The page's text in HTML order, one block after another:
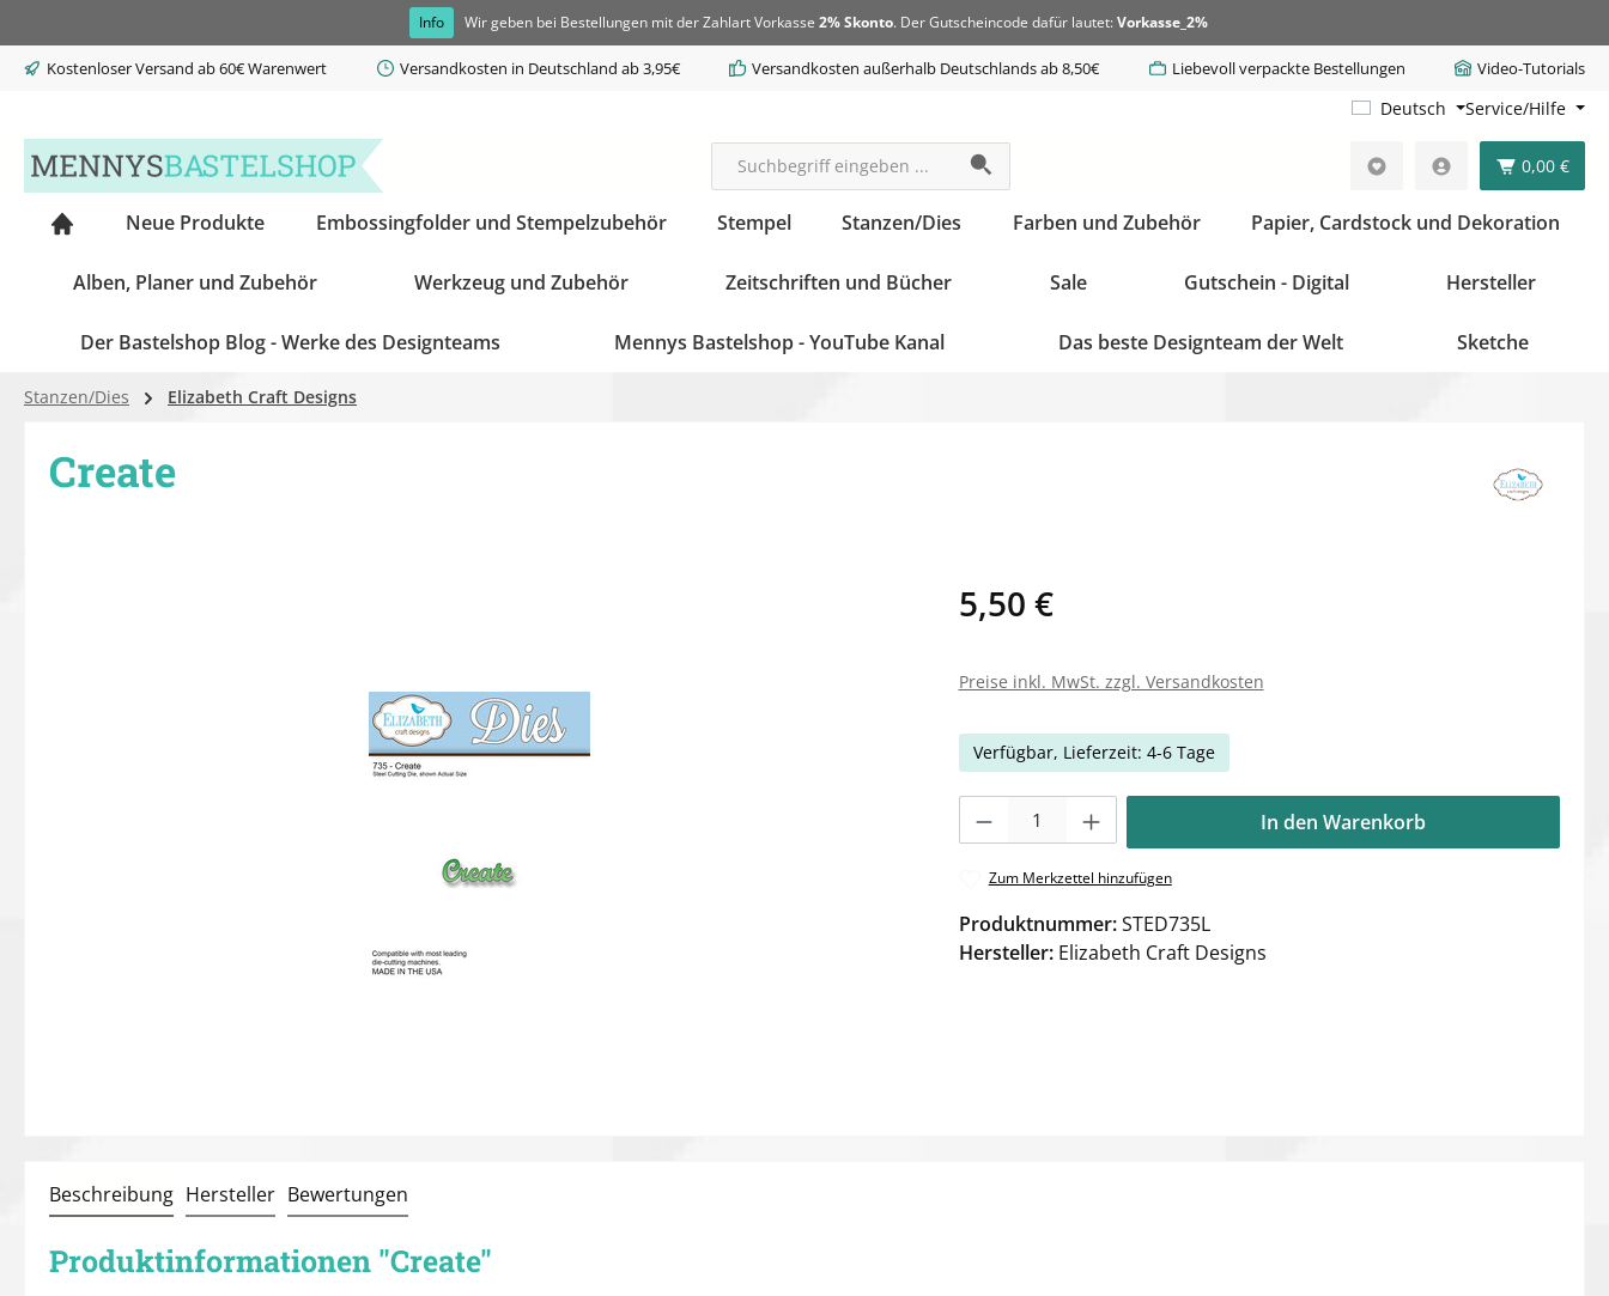
Info Wir geben bei Bestellungen mit der Zahlart Vorkasse 2% Skonto. Der Gutscheincode dafür lautet: Vorkasse_2%
Kostenloser Versand ab 60€ Warenwert Versandkosten in Deutschland ab 3,95€ Versandkosten außerhalb Deutschlands ab 8,50€ Liebevoll verpackte Bestellungen Video-Tutorials
Deutsch Service/Hilfe
0,00 €
Neue Produkte Embossingfolder und Stempelzubehör Stempel Stanzen/Dies Farben und Zubehör Papier, Cardstock und Dekoration
Alben, Planer und Zubehör Werkzeug und Zubehör Zeitschriften und Bücher Sale Gutschein - Digital Hersteller
Der Bastelshop Blog - Werke des Designteams Mennys Bastelshop - YouTube Kanal Das beste Designteam der Welt Sketche
Stanzen/Dies Elizabeth Craft Designs
Create
5,50 €
Preise inkl. MwSt. zzgl. Versandkosten
Verfügbar, Lieferzeit: 4-6 Tage
In den Warenkorb
Zum Merkzettel hinzufügen
Produktnummer:STED735L
Hersteller: Elizabeth Craft Designs
Beschreibung Hersteller Bewertungen
Produktinformationen "Create"